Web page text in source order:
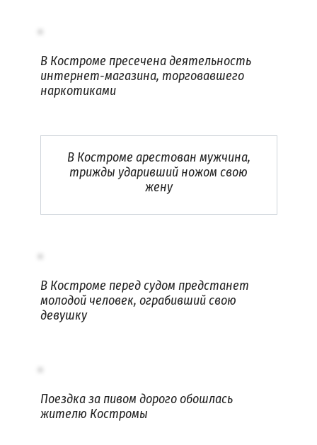
В Костроме пресечена деятельность
интернет-магазина, торговавшего
наркотиками
В Костроме арестован мужчина,
трижды ударивший ножом свою
жену
В Костроме перед судом предстанет
молодой человек, ограбивший свою
девушку
Поездка за пивом дорого обошлась
жителю Костромы